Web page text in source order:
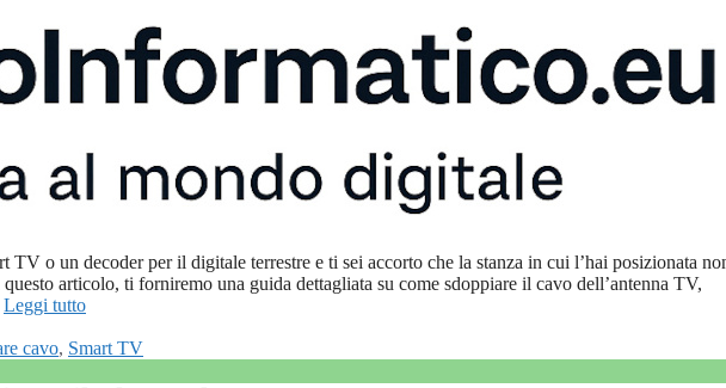
TV o un decoder per il digitale terrestre e ti sei accorto che la stanza in cui l’hai posizionata
articolo, ti forniremo una guida dettagliata su come sdoppiare il cavo dell’antenna TV,
Leggi tutto
cavo, Smart TV